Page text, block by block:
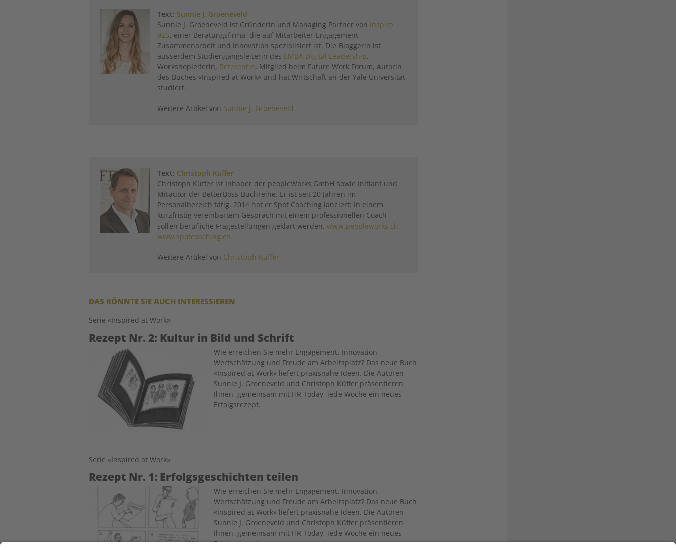
Text: Sunnie J. Groeneveld
Sunnie J. Groeneveld ist Gründerin und Managing Partner von Inspire
925, einer Beratungsfirma, die auf Mitarbeiter-Engagement,
Zusammenarbeit und Innovation spezialisiert ist. Die Bloggerin ist
ausserdem Studiengangsleiterin des EMBA Digital Leadership,
Workshopleiterin, Referentin, Mitglied beim Future Work Forum, Autorin
des Buches «Inspired at Work» und hat Wirtschaft an der Yale Universität
studiert.
Weitere Artikel von Sunnie J. Groeneveld
Text: Christoph Küffer
Christoph Küffer ist Inhaber der peopleWorks GmbH sowie Initiant und
Mitautor der BetterBoss-Buchreihe. Er ist seit 20 Jahren im
Personalbereich tätig. 2014 hat er Spot Coaching lanciert: In einem
kurzfristig vereinbartem Gespräch mit einem professionellen Coach
sollen berufliche Fragestellungen geklärt werden.www.peopleworks.ch,
www.spotcoaching.ch
Weitere Artikel von Christoph Küffer
DAS KÖNNTE SIE AUCH INTERESSIEREN
Serie «Inspired at Work»
Rezept Nr. 2: Kultur in Bild und Schrift
Wie erreichen Sie mehr Engagement, Innovation,
Wertschätzung und Freude am Arbeitsplatz? Das neue Buch
«Inspired at Work» liefert praxisnahe Ideen. Die Autoren
Sunnie J. Groeneveld und Christoph Küffer präsentieren
Ihnen, gemeinsam mit HR Today, jede Woche ein neues
Erfolgsrezept.
Serie «Inspired at Work»
Rezept Nr. 1: Erfolgsgeschichten teilen
Wie erreichen Sie mehr Engagement, Innovation,
Wertschätzung und Freude am Arbeitsplatz? Das neue Buch
«Inspired at Work» liefert praxisnahe Ideen. Die Autoren
Sunnie J. Groeneveld und Christoph Küffer präsentieren
Ihnen, gemeinsam mit HR Today, jede Woche ein neues
Erfolgsrezept.